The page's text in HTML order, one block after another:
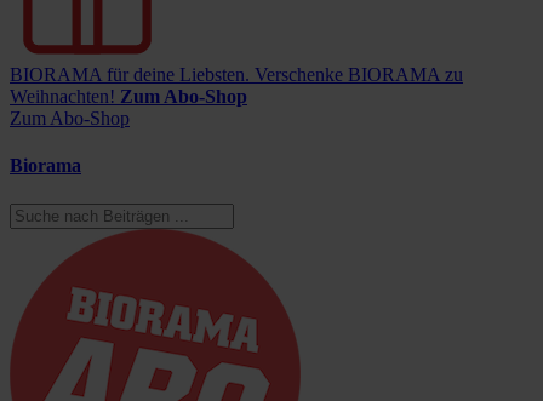
BIORAMA für deine Liebsten. Verschenke BIORAMA zu
Weihnachten! Zum Abo-Shop
Zum Abo-Shop
Biorama